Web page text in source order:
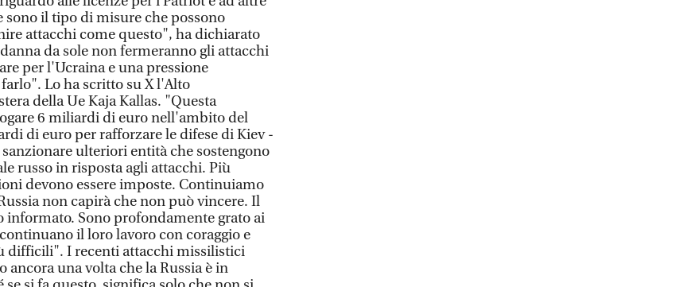
il tipo di misure che possono
attacchi come questo", ha dichiarato
da sole non fermeranno gli attacchi
per l'Ucraina e una pressione
Lo ha scritto su X l'Alto
della Ue Kaja Kallas. "Questa
6 miliardi di euro nell'ambito del
di euro per rafforzare le difese di Kiev -
ulteriori entità che sostengono
russo in risposta agli attacchi. Più
devono essere imposte. Continuiamo
non capirà che non può vincere. Il
informato. Sono profondamente grato ai
il loro lavoro con coraggio e
difficili". I recenti attacchi missilistici
una volta che la Russia è in